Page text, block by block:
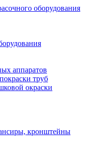
оборудования
аппаратов
труб
окраски
кронштейны